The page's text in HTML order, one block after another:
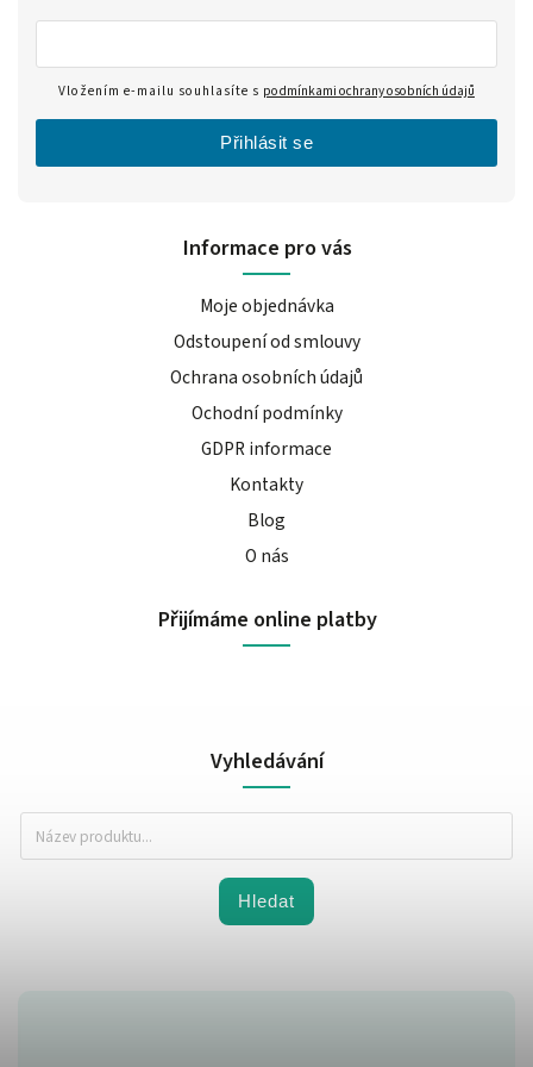
Informace pro vás
Moje objednávka
Odstoupení od smlouvy
Ochrana osobních údajů
Ochodní podmínky
GDPR informace
Kontakty
Blog
O nás
Přijímáme online platby
Vyhledávání
Hledat
Vložením e-mailu souhlasíte s podmínkami ochrany osobních údajů
Přihlásit se